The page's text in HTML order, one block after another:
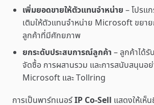
เพิ่มยอดขายให้ตัวแทนจำหน่าย – โปรแ
เติมให้ตัวแทนจำหน่าย Microsoft ขยาย
ลูกค้าที่มีศักยภาพ
ยกระดับประสบการณ์ลูกค้า – ลูกค้าได้รั
จัดซื้อ การผสานรวม และการสนับสนุนอ
Microsoft และ Tollring
การเป็นพาร์ทเนอร์IP Co-Sell แสดงให้เห็